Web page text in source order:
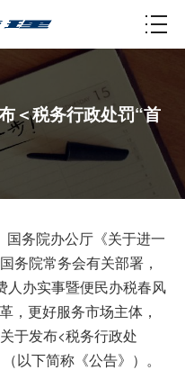
＜税务行政处罚“首
务院办公厅《关于进一
务院常务会有关部署，
人办实事暨便民办税春风
，更好服务市场主体，
于发布<税务行政处
以下简称《公告》）。